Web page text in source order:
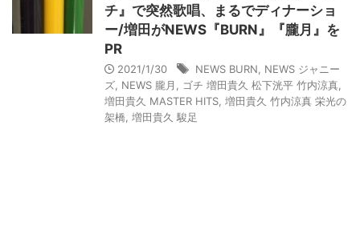
チ』で突然歌唱、まるでディナーショ
ー/増田がNEWS『BURN』『朧月』を
PR
2021/1/30 NEWS BURN
NEWS ジャニー
ズ NEWS 朧月 ゴチ 増田貴久 松下洸平 竹内涼真
増田貴久 MASTER HITS 増田貴久 竹内涼真 栄光の
架橋 増田貴久 駿足